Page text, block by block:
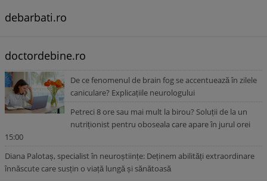
debarbati.ro
doctordebine.ro
De ce fenomenul de brain fog se accentuează în zilele
caniculare? Explicațiile neurologului
Petreci 8 ore sau mai mult la birou? Soluții de la un
nutriționist pentru oboseala care apare în jurul orei
15:00
Diana Palotaș, specialist în neuroștiințe: Deținem abilități extraordinare
înnăscute care susțin o viață lungă și sănătoasă